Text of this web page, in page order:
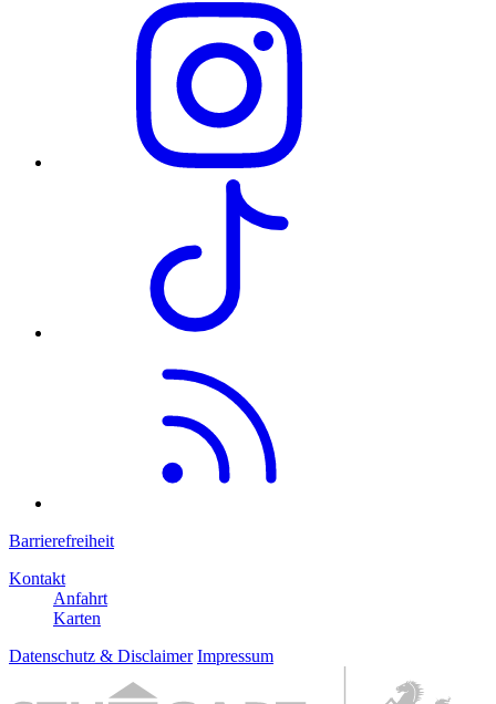
Barrierefreiheit
Kontakt
Anfahrt
Karten
Datenschutz & Disclaimer Impressum